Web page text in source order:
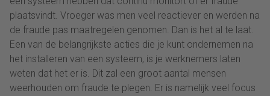
plaatsvindt. Vroeger was men veel reactiever en werden na
de fraude pas maatregelen genomen. Dan is het al te laat.
Een van de belangrijkste acties die je kunt ondernemen na
het installeren van een systeem, is je werknemers laten
weten dat het er is. Dit zal een groot aantal mensen
weerhouden om fraude te plegen. Er is namelijk veel focus